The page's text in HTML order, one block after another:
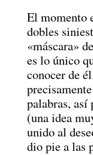
El momento
dobles
«máscara»
es lo único
conocer de
palabras, así
(una idea
unido al
dio pie a las